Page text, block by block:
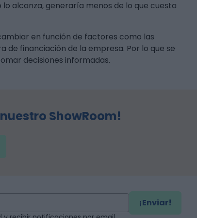
alcanza, generaría menos de lo que cuesta
en función de factores como las
de financiación de la empresa. Por lo que se
decisiones informadas.
ShowRoom!
¡Enviar!